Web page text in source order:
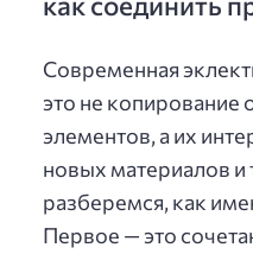
Современная
это не копирование
элементов, а их
новых материалов и
разберемся, как
Первое — это